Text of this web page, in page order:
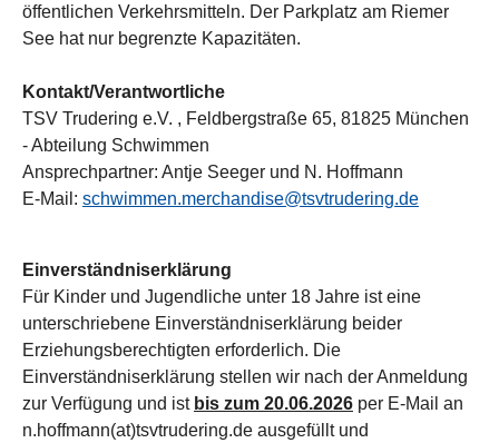
öffentlichen Verkehrsmitteln. Der Parkplatz am Riemer
See hat nur begrenzte Kapazitäten.
Kontakt/Verantwortliche
TSV Trudering e.V. , Feldbergstraße 65, 81825 München
- Abteilung Schwimmen
Ansprechpartner: Antje Seeger und N. Hoffmann
E-Mail: schwimmen.merchandise@tsvtrudering.de
Einverständniserklärung
Für Kinder und Jugendliche unter 18 Jahre ist eine
unterschriebene Einverständniserklärung beider
Erziehungsberechtigten erforderlich. Die
Einverständniserklärung stellen wir nach der Anmeldung
zur Verfügung und ist bis zum 20.06.2026 per E-Mail an
n.hoffmann(at)tsvtrudering.de ausgefüllt und